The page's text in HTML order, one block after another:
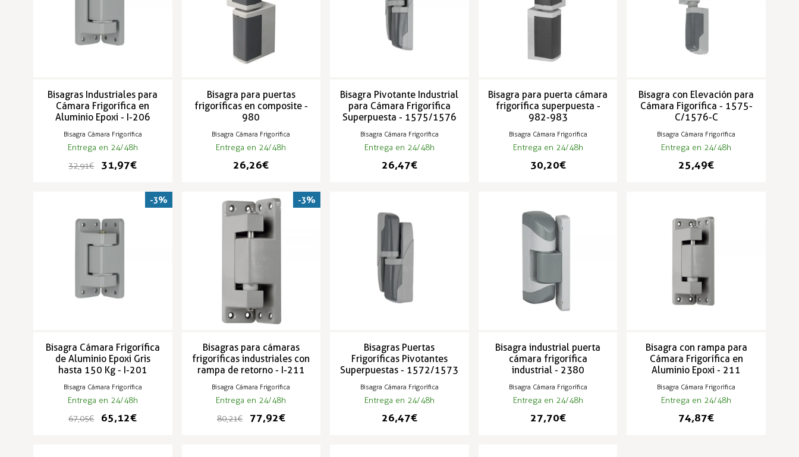
Bisagras Industriales para
Cámara Frigorífica en
Aluminio Epoxi - I-206
Bisagra Cámara Frigorífica
Entrega en 24/48h
32,91 €
31,97 €
Bisagra para puertas
frigoríficas en composite -
980
Bisagra Cámara Frigorífica
Entrega en 24/48h
26,26 €
Bisagra Pivotante Industrial
para Cámara Frigorífica
Superpuesta - 1575/1576
Bisagra Cámara Frigorífica
Entrega en 24/48h
26,47 €
Bisagra para puerta cámara
frigorífica superpuesta -
982-983
Bisagra Cámara Frigorífica
Entrega en 24/48h
30,20 €
Bisagra con Elevación para
Cámara Figorífica - 1575-
C/1576-C
Bisagra Cámara Frigorífica
Entrega en 24/48h
25,49 €
Bisagra Cámara Frigorífica
de Aluminio Epoxi Gris
hasta 150 Kg - I-201
Bisagra Cámara Frigorífica
Entrega en 24/48h
67,05 €
65,12 €
-3%
Bisagras para cámaras
frigoríficas industriales con
rampa de retorno - I-211
Bisagra Cámara Frigorífica
Entrega en 24/48h
80,21 €
77,92 €
-3%
Bisagras Puertas
Frigoríficas Pivotantes
Superpuestas - 1572/1573
Bisagra Cámara Frigorífica
Entrega en 24/48h
26,47 €
Bisagra industrial puerta
cámara frigorífica
industrial - 2380
Bisagra Cámara Frigorífica
Entrega en 24/48h
27,70 €
Bisagra con rampa para
Cámara Frigorífica en
Aluminio Epoxi - 211
Bisagra Cámara Frigorífica
Entrega en 24/48h
74,87 €